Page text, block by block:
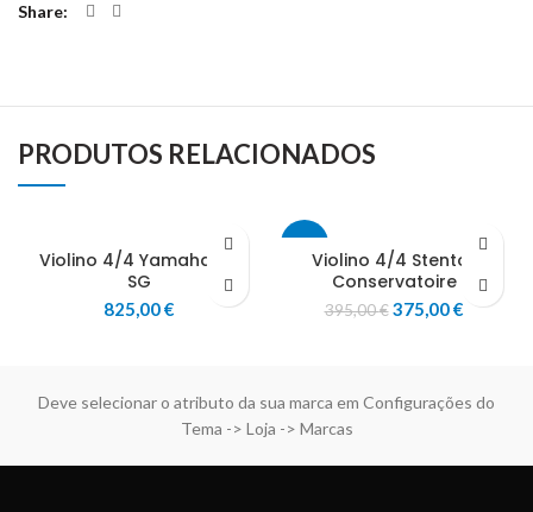
Share
PRODUTOS RELACIONADOS
Violino 4/4 Yamaha V7
SG
825,00€
Violino 4/4 Stentor
Conservatoire
395,00€ O
395,00 €.
375,00€O
375,00
Deve selecionar o atributo da sua marca em Configurações do
Tema -> Loja -> Marcas